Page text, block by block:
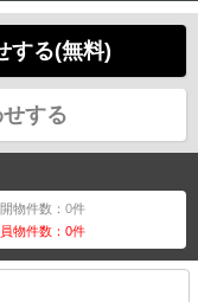
する(無料)
する
物件数：0件
物件数：0件